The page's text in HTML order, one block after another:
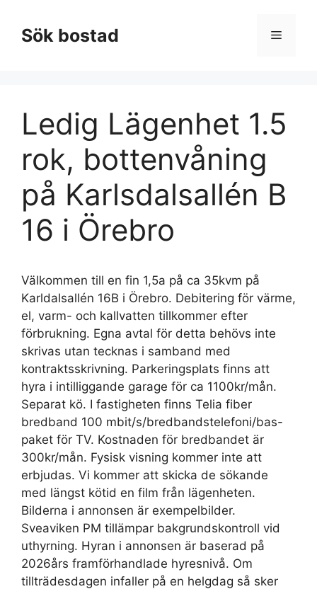
innehållSök bostad Meny
Ledig Lägenhet 1.5
rok, bottenvåning
på Karlsdalsallén B
16 i Örebro
Välkommen till en fin 1,5a på ca 35kvm på
Karldalsallén 16B i Örebro. Debitering för värme,
el, varm- och kallvatten tillkommer efter
förbrukning. Egna avtal för detta behövs inte
skrivas utan tecknas i samband med
kontraktsskrivning. Parkeringsplats finns att
hyra i intilliggande garage för ca 1100kr/mån.
Separat kö. I fastigheten finns Telia fiber
bredband 100 mbit/s/bredbandstelefoni/bas-
paket för TV. Kostnaden för bredbandet är
300kr/mån. Fysisk visning kommer inte att
erbjudas. Vi kommer att skicka de sökande
med längst kötid en film från lägenheten.
Bilderna i annonsen är exempelbilder.
Sveaviken PM tillämpar bakgrundskontroll vid
uthyrning. Hyran i annonsen är baserad på
2026års framförhandlade hyresnivå. Om
tillträdesdagen infaller på en helgdag så sker